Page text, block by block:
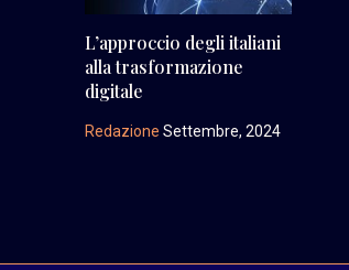
L’approccio degli italiani
alla trasformazione
digitale
Redazione Settembre, 2024